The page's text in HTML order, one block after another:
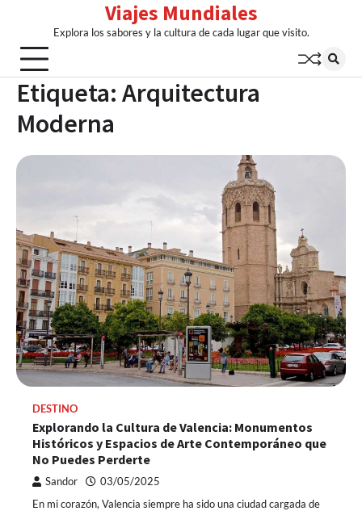
content
Viajes Mundiales
Explora los sabores y la cultura de cada lugar que visito.
Etiqueta: Arquitectura
Moderna
DESTINO
Explorando la Cultura de Valencia: Monumentos
Históricos y Espacios de Arte Contemporáneo que
No Puedes Perderte
Sandor 03/05/2025
En mi corazón, Valencia siempre ha sido una ciudad cargada de